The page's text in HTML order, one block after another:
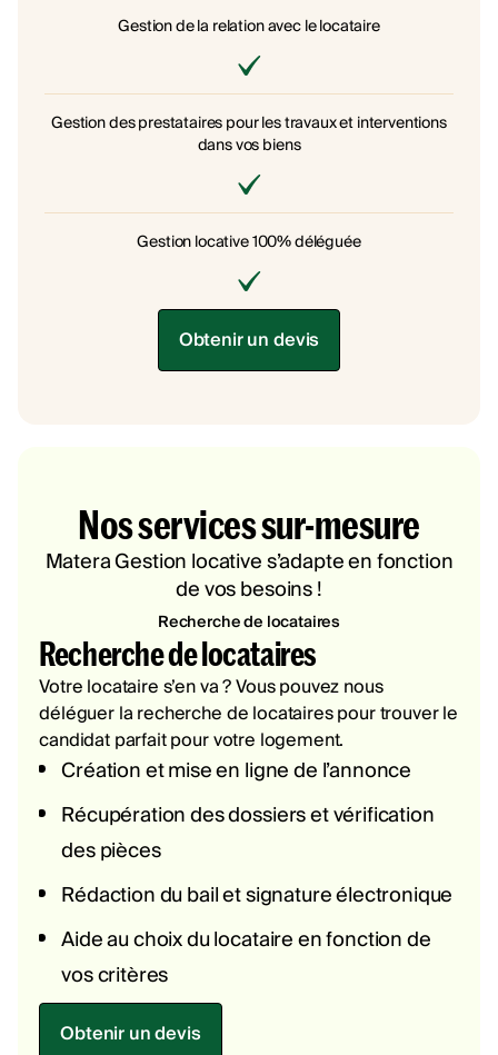
Gestion de la relation avec le locataire
Gestion des prestataires pour les travaux et interventions
dans vos biens
Gestion locative 100% déléguée
Obtenir un devis
Nos services sur-mesure
Matera Gestion locative s’adapte en fonction
de vos besoins !
Recherche de locataires
Recherche de locataires
Votre locataire s’en va ? Vous pouvez nous
déléguer la recherche de locataires pour trouver le
candidat parfait pour votre logement.
Création et mise en ligne de l’annonce
Récupération des dossiers et vérification
des pièces
Rédaction du bail et signature électronique
Aide au choix du locataire en fonction de
vos critères
Obtenir un devis